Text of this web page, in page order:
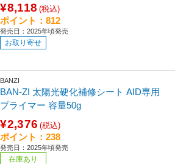
¥8,118 (税込)
ポイント：812
発売日：2025年頃発売
お取り寄せ
BANZI
BAN-ZI 太陽光硬化補修シート AID専用
プライマー 容量50g
¥2,376 (税込)
ポイント：238
発売日：2025年頃発売
在庫あり